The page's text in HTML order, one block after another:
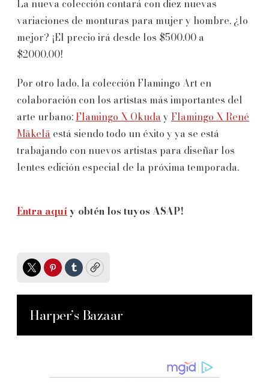
La nueva colección contará con diez nuevas
variaciones de monturas para mujer y hombre, ¿lo
mejor? ¡El precio irá desde los $500.00 a
$2000.00!
Por otro lado, la colección Flamingo Art en
colaboración con los artistas más importantes del
arte urbano: Flamingo X Okuday Flamingo X René
Mäkelä está siendo todo un éxito y ya se está
trabajando con nuevos artistas para diseñar los
lentes edición especial de la próxima temporada.
Entra aquí y obtén los tuyos ASAP!
TwitterPinterest
TumblrCopy
Harper’s Bazaar